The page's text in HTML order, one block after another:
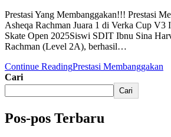
Prestasi Yang Membanggakan!!! Prestasi
Asheqa Rachman Juara 1 di Verka Cup V3
Skate Open 2025Siswi SDIT Ibnu Sina
Rachman (Level 2A), berhasil…
Continue ReadingPrestasi Membanggakan
Cari
Cari
Pos-pos Terbaru